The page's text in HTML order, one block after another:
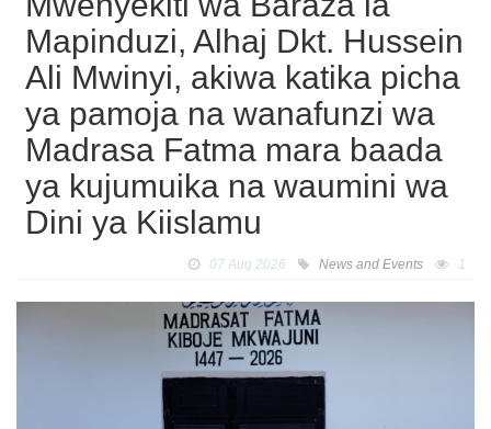
Mapinduzi, Alhaj Dkt. Hussein
Ali Mwinyi, akiwa katika picha
ya pamoja na wanafunzi wa
Madrasa Fatma mara baada
ya kujumuika na waumini wa
Dini ya Kiislamu
07 Aug 2026 News and Events 1